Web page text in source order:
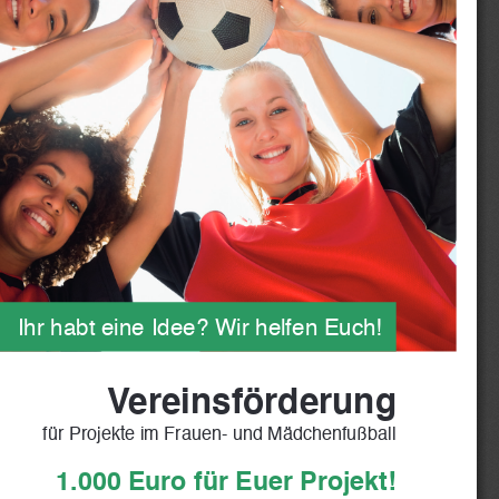
Vereinsförderung
für Projekte im Frauen- und Mädchenfußball
1.000 Euro für Euer Projekt!
Ihr habt eine Idee? Wir helfen Euch!